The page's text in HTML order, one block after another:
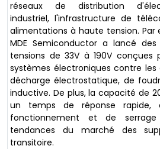
réseaux de distribution
industriel, l'infrastructure de
alimentations à haute tension. Par
MDE Semiconductor a lancé
tensions de 33V à 190V
systèmes électroniques contre
décharge électrostatique, de
inductive. De plus, la capacité de
un temps de réponse rapide,
fonctionnement et de
tendances du marché des
transitoire.